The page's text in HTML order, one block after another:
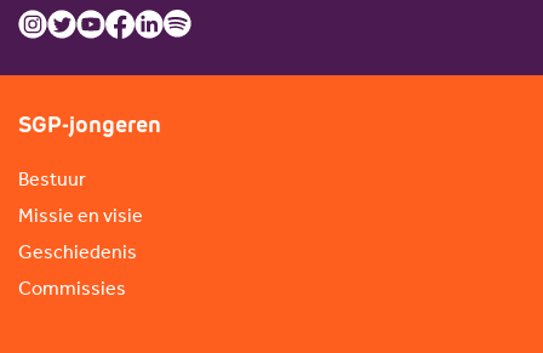
SGP-jongeren
Bestuur
Missie en visie
Geschiedenis
Commissies